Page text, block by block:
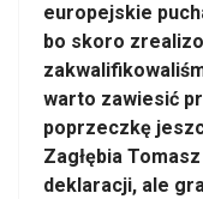
europejskie
bo skoro
warto zawiesić
poprzeczkę
Zagłębia
deklaracji, ale